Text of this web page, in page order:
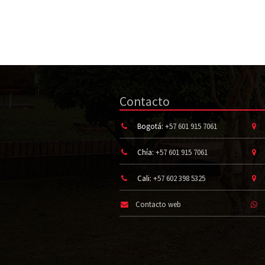
Contacto
Bogotá: +57 601 915 7061
Chía: +57 601 915 7061
Cali: +57 602 398 5325
Contacto web